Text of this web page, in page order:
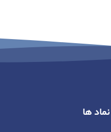
نماد ها